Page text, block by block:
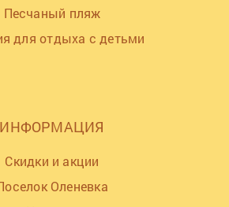
Песчаный пляж
для отдыха с детьми
ИНФОРМАЦИЯ
Скидки и акции
Оленевка